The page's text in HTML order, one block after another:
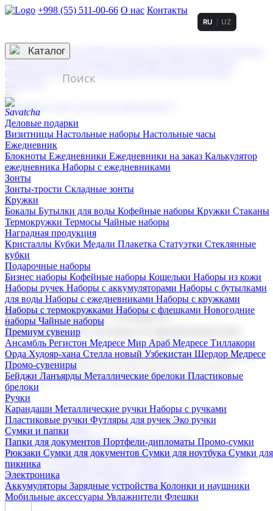
+998 (55) 511-00-66 О нас Контакты
3D гравировка
смолой (Doming)
гравировка твердая
тиснение
RU UZ
☰
Контакты
Каталог
Деловые подарки
Визитницы Настольные наборы Настольные часы
Ежедневник
Блокноты Ежедневники Ежедневники на заказ Калькулятор
ежедневника Наборы с ежедневниками
Зонты
Зонты-трости Складные зонты
Кружки
Бокалы Бутылки для воды Кофейные наборы Кружки Стаканы
Термокружки Термосы Чайные наборы
Наградная продукция
Kристаллы Кубки Медали Плакетка Статуэтки Стеклянные
кубки
Подарочные наборы
Бизнес наборы Кофейные наборы Кошельки Наборы из кожи
Наборы ручек Наборы с аккумуляторами Наборы с бутылками
для воды Наборы с ежедневниками Наборы с кружками
Наборы с термокружками Наборы с флешками Новогодние
наборы Чайные наборы
Премиум сувенир
Ансамбль Регистон Медресе Мир Араб Медресе Тиллакори
Орда Худояр-хана Стелла новый Узбекистан Шердор Медресе
Промо-сувениры
Бейджи Ланъярды Металлические брелоки Пластиковые
брелоки
Ручки
Карандаши Металлические ручки Наборы с ручками
Пластиковые ручки Футляры для ручек Эко ручки
Сумки и папки
Папки для документов Портфели-дипломаты Промо-сумки
Рюкзаки Сумки для документов Сумки для ноутбука Сумки для
пикника
Электроника
Аккумуляторы Зарядные устройства Колонки и наушники
Мобильные аксессуары Увлажнители Флешки
Корпоративные подарки
Поставка со склада и производство
Мы предлагаем широкий выбор корпоративных подарков и
сувениров с логотипом. В нашем каталоге вы найдете
продукцию для бизнеса, мероприятия и клиентов.
Подарочные наборы
Бизнес наборыКофейные наборы Кошельки
Наборы из кожиНаборы ручекНаборы с аккумуляторами
Наборы с бутылками для воды
Наборы с ежедневниками
Наборы с кружками
флешкамиНовогодние наборыЧайные наборы